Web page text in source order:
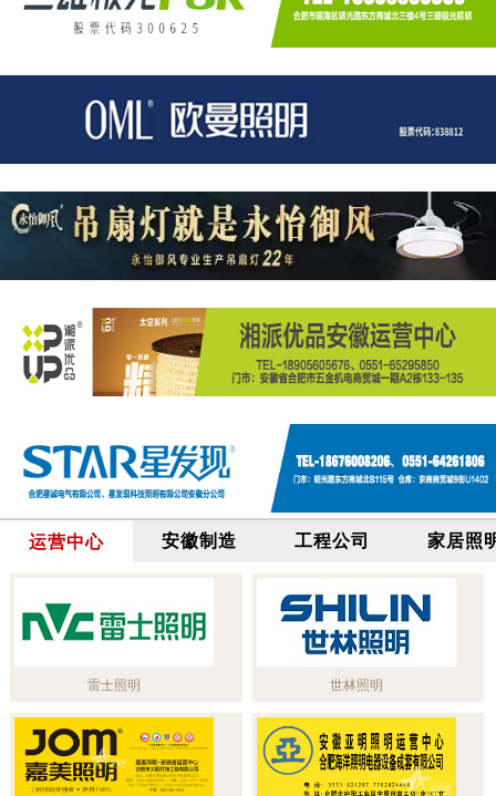
运营中心 安徽制造 工程公司 家居照
雷士照明 世林照明